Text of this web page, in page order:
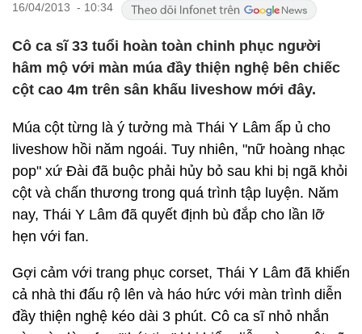
16/04/2013 - 10:34
Cô ca sĩ 33 tuổi hoàn toàn chinh phục người
hâm mộ với màn múa đầy thiện nghệ bên chiếc
cột cao 4m trên sân khấu liveshow mới đây.
Múa cột từng là ý tưởng mà Thái Y Lâm ấp ủ cho
liveshow hồi năm ngoái. Tuy nhiên, "nữ hoàng nhạc
pop" xứ Đài đã buộc phải hủy bỏ sau khi bị ngã khỏi
cột và chấn thương trong quá trình tập luyện. Năm
nay, Thái Y Lâm đã quyết định bù đắp cho lần lỡ
hẹn với fan.
Gợi cảm với trang phục corset, Thái Y Lâm đã khiến
cả nhà thi đấu rộ lên và háo hức với màn trình diễn
đầy thiện nghệ kéo dài 3 phút. Cô ca sĩ nhỏ nhắn